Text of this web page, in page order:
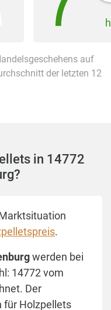
auf
der letzten 12
in 14772
.
werden bei
14772 vom
Der
für Holzpellets